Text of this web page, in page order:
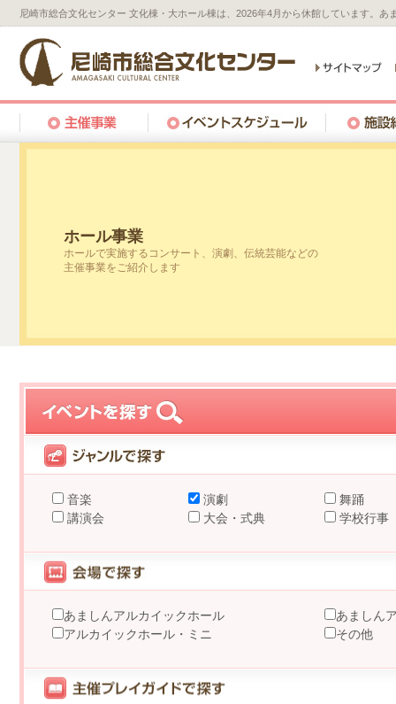
尼崎市総合文化センター 文化棟・大ホール棟は、2026年4月から休館しています。
ホール事業
ホールで実施するコンサート、演劇、伝統芸能などの
主催事業をご紹介します
音楽 演劇
舞踊
講演会
大会・式典 学校行事
あましんアルカイックホール
あましん
アルカイックホール・ミニ
その他